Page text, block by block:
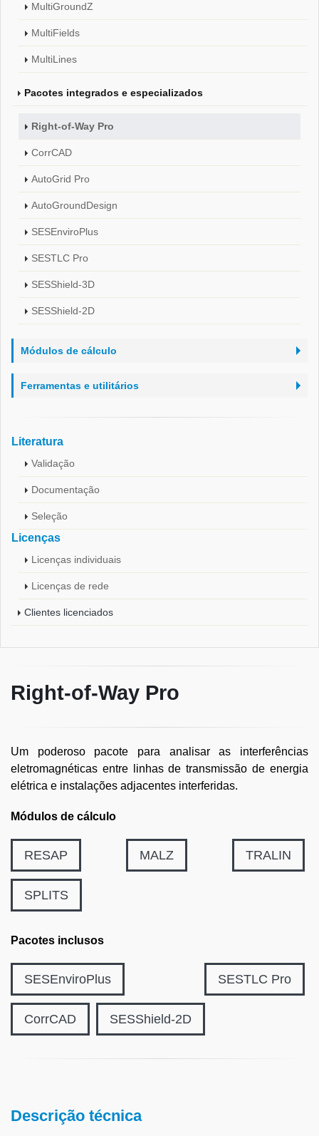
MultiGroundZ
MultiFields
MultiLines
Pacotes integrados e especializados
Right-of-Way Pro
CorrCAD
AutoGrid Pro
AutoGroundDesign
SESEnviroPlus
SESTLC Pro
SESShield-3D
SESShield-2D
Módulos de cálculo
Ferramentas e utilitários
Literatura
Validação
Documentação
Seleção
Licenças
Licenças individuais
Licenças de rede
Clientes licenciados
Right-of-Way Pro
Um poderoso pacote para analisar as interferências
eletromagnéticas entre linhas de transmissão de energia
elétrica e instalações adjacentes interferidas.
Módulos de cálculo
RESAP MALZ TRALIN
SPLITS
Pacotes inclusos
SESEnviroPlus SESTLC Pro
CorrCAD SESShield-2D
Descrição técnica